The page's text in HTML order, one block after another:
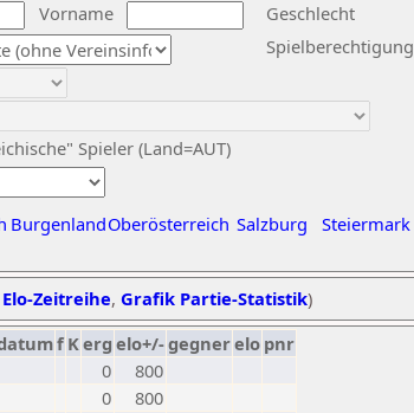
Vorname
Geschlecht
Spieler (Land=AUT)
Spielberechtigung
BurgenlandOberösterreich Salzburg Steiermark
Zeitreihe, Grafik Partie-Statistik)
f Kerg elo+/-gegnerelo pnr
0
800
0
800